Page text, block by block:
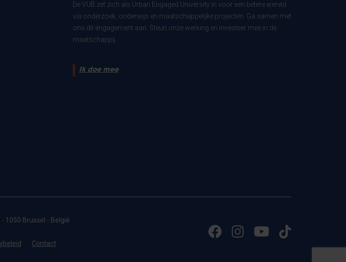
De VUB zet zich als Urban Engaged University in voor een betere wereld
via onderzoek, onderwijs en maatschappelijke projecten. Ga samen met
ons dit engagement aan. Steun onze werking en investeer mee in de
maatschappij.
Ik doe mee
- 1050 Brussel - België
Contact